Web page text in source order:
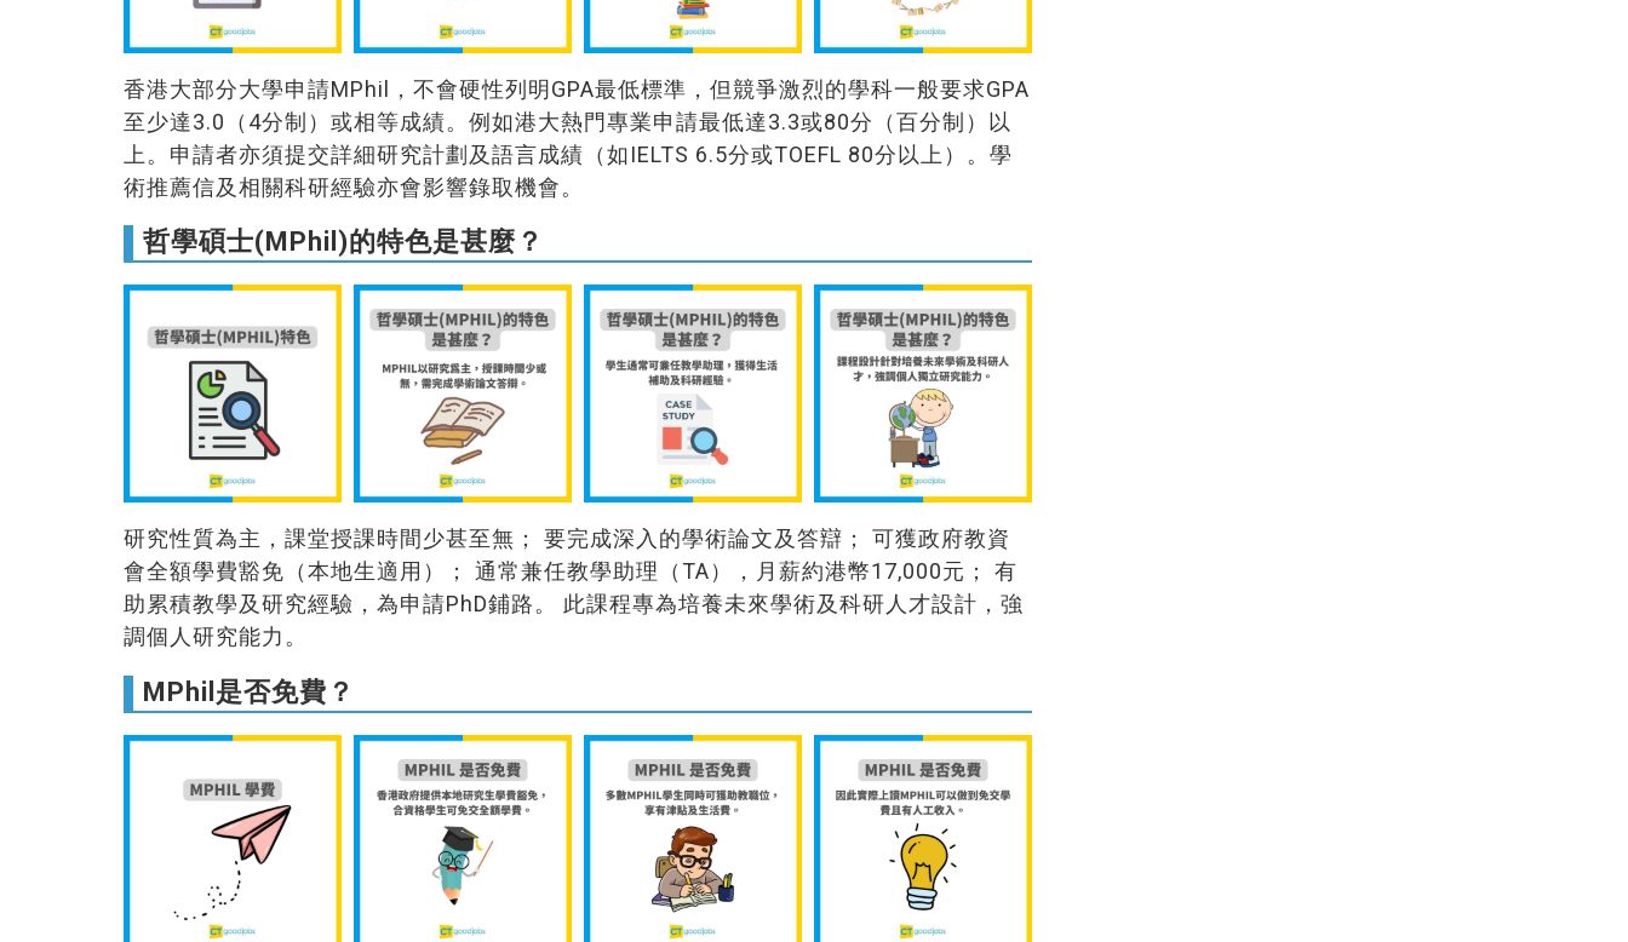
香港大部分大學申請MPhil，不會硬性列明GPA最低標準，但競爭激烈的學科一般要求GPA
至少達3.0（4分制）或相等成績。例如港大熱門專業申請最低達3.3或80分（百分制）以
上。申請者亦須提交詳細研究計劃及語言成績（如IELTS 6.5分或TOEFL 80分以上）。學
術推薦信及相關科研經驗亦會影響錄取機會。
哲學碩士(MPhil)的特色是甚麼？
研究性質為主，課堂授課時間少甚至無； 要完成深入的學術論文及答辯； 可獲政府教資
會全額學費豁免（本地生適用）； 通常兼任教學助理（TA），月薪約港幣17,000元； 有
助累積教學及研究經驗，為申請PhD鋪路。 此課程專為培養未來學術及科研人才設計，強
調個人研究能力。
MPhil是否免費？